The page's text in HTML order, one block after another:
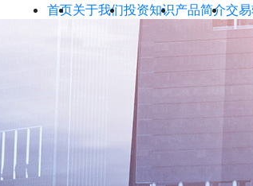
首页关于我们投资知识产品简介交